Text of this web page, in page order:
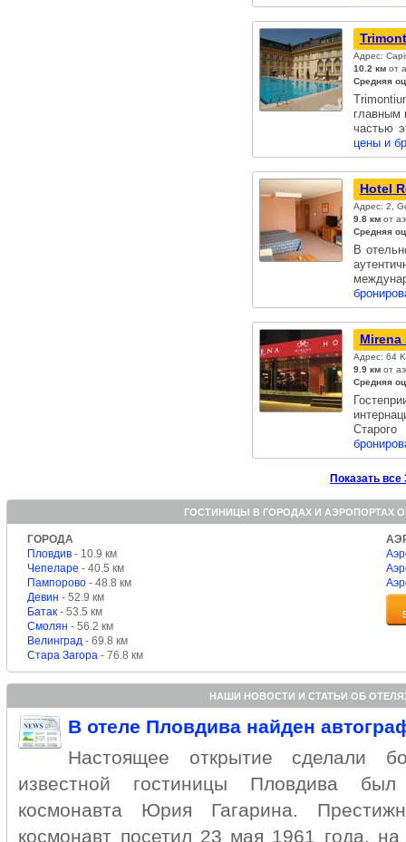
Адрес:
10.2 кмот
Средняя
главным
частью
цены и
Hotel
Адрес: 2,
9.8 кмот
Средняя
В
Mirena
Адрес: 64
9.9 кмот
Средняя
Показать
ГОСТИНИЦЫ В ГОРОДАХ И АЭРОПОРТАХ
ГОРОДА
Пловдив - 10.9 км
Чепеларе - 40.5 км
Пампорово - 48.8 км
Девин - 52.9 км
Батак - 53.5 км
Смолян - 56.2 км
Велинград - 69.8 км
Стара Загора - 76.8 км
НАШИ НОВОСТИ И СТАТЬИ ОБ
В отеле Пловдива найден
Настоящее открытие сделали
известной гостиницы Пловдива
космонавта Юрия Гагарина.
космонавт посетил 23 мая 1961 года, на